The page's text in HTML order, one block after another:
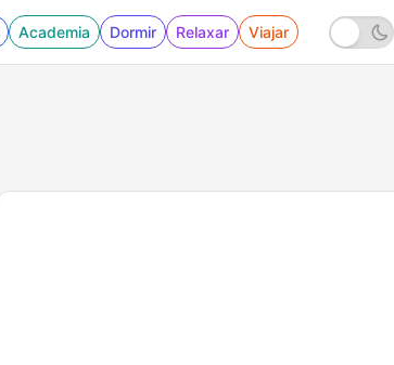
Academia Dormir Relaxar Viajar